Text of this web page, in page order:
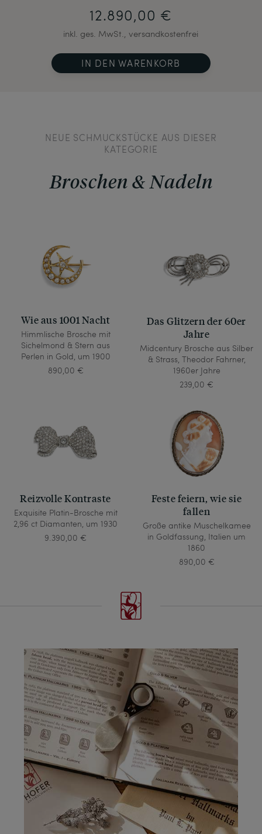
12.890,00 €
inkl. ges. MwSt., versandkostenfrei
IN DEN WARENKORB
NEUE SCHMUCKSTÜCKE AUS DIESER
KATEGORIE
Broschen & Nadeln
Wie aus 1001 Nacht
Himmlische Brosche mit
Sichelmond & Stern aus
Perlen in Gold, um 1900
890,00 €
Das Glitzern der 60er
Jahre
Midcentury Brosche aus Silber
& Strass, Theodor Fahrner,
1960er Jahre
239,00 €
Reizvolle Kontraste
Exquisite Platin-Brosche mit
2,96 ct Diamanten, um 1930
9.390,00 €
Feste feiern, wie sie
fallen
Große antike Muschelkamee
in Goldfassung, Italien um
1860
890,00 €